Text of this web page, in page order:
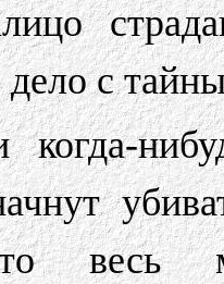
дело с
когда-
весь